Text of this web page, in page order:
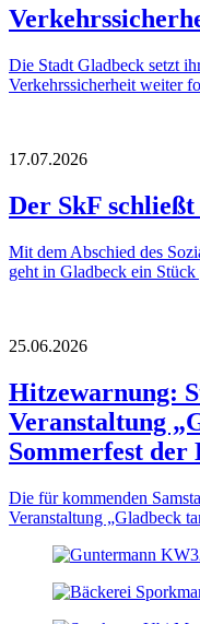
Die Stadt Gladbeck setzt
Verkehrssicherheit weiter
17.07.2026
Der SkF
Mit dem Abschied des
geht in Gladbeck ein
25.06.2026
Hitzewarnung:
Veranstaltung
Sommerfest
Die für kommenden
Veranstaltung „Gladbeck